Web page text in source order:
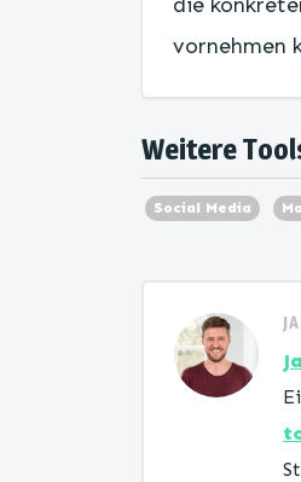
vornehmen
Weitere
Social Media